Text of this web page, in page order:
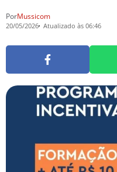
PorMussicom
20/05/2026 Atualizado às 06:46